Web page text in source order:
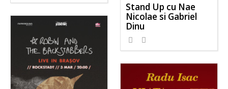
Stand Up cu Nae
Nicolae si Gabriel
Dinu